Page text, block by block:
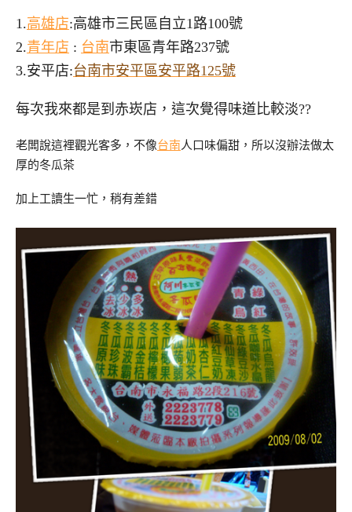
1.高雄店:高雄市三民區自立1路100號
2.青年店 : 台南市東區青年路237號
3.安平店:台南市安平區安平路125號
每次我來都是到赤崁店，這次覺得味道比較淡??
老闆說這裡觀光客多，不像台南人口味偏甜，所以沒辦法做太
厚的冬瓜茶
加上工讀生一忙，稍有差錯